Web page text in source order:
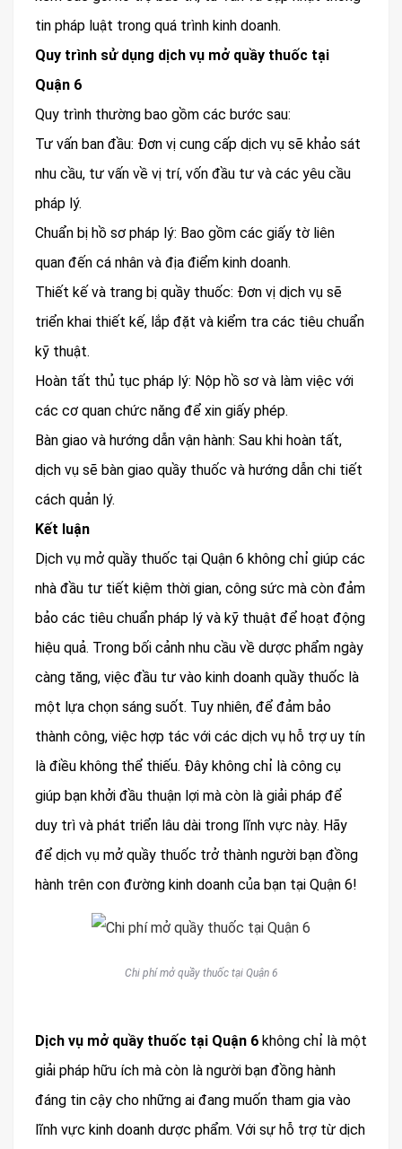
tin pháp luật trong quá trình kinh doanh.
Quy trình sử dụng dịch vụ mở quầy thuốc tại
Quận 6
Quy trình thường bao gồm các bước sau:
Tư vấn ban đầu: Đơn vị cung cấp dịch vụ sẽ khảo sát
nhu cầu, tư vấn về vị trí, vốn đầu tư và các yêu cầu
pháp lý.
Chuẩn bị hồ sơ pháp lý: Bao gồm các giấy tờ liên
quan đến cá nhân và địa điểm kinh doanh.
Thiết kế và trang bị quầy thuốc: Đơn vị dịch vụ sẽ
triển khai thiết kế, lắp đặt và kiểm tra các tiêu chuẩn
kỹ thuật.
Hoàn tất thủ tục pháp lý: Nộp hồ sơ và làm việc với
các cơ quan chức năng để xin giấy phép.
Bàn giao và hướng dẫn vận hành: Sau khi hoàn tất,
dịch vụ sẽ bàn giao quầy thuốc và hướng dẫn chi tiết
cách quản lý.
Kết luận
Dịch vụ mở quầy thuốc tại Quận 6 không chỉ giúp các
nhà đầu tư tiết kiệm thời gian, công sức mà còn đảm
bảo các tiêu chuẩn pháp lý và kỹ thuật để hoạt động
hiệu quả. Trong bối cảnh nhu cầu về dược phẩm ngày
càng tăng, việc đầu tư vào kinh doanh quầy thuốc là
một lựa chọn sáng suốt. Tuy nhiên, để đảm bảo
thành công, việc hợp tác với các dịch vụ hỗ trợ uy tín
là điều không thể thiếu. Đây không chỉ là công cụ
giúp bạn khởi đầu thuận lợi mà còn là giải pháp để
duy trì và phát triển lâu dài trong lĩnh vực này. Hãy
để dịch vụ mở quầy thuốc trở thành người bạn đồng
hành trên con đường kinh doanh của bạn tại Quận 6!
Chi phí mở quầy thuốc tại Quận 6
Dịch vụ mở quầy thuốc tại Quận 6 không chỉ là một
giải pháp hữu ích mà còn là người bạn đồng hành
đáng tin cậy cho những ai đang muốn tham gia vào
lĩnh vực kinh doanh dược phẩm. Với sự hỗ trợ từ dịch